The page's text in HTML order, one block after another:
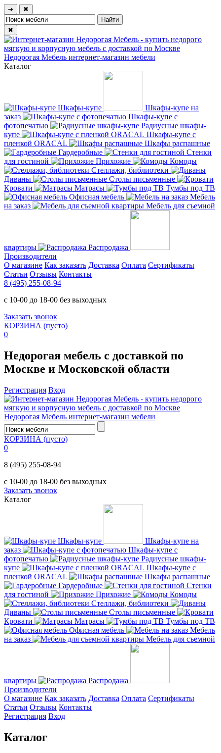
➔ ✖
✖
Недорогая Мебель интернет-магазин мебели
Каталог
Шкафы-купе
Шкафы-купе на
заказ
Шкафы-купе с
фотопечатью
Радиусные шкафы-
купе
Шкафы-купе с
пленкой ORACAL
Шкафы распашные
Гардеробные
Стенки
для гостиной
Прихожие
Комоды
Стеллажи, библиотеки
Диваны
Столы письменные
Кровати
Матрасы
Тумбы под ТВ
Офисная мебель
Мебель
на заказ
Мебель для съемной
квартиры
Распродажа
Производители
О магазине Как заказать Доставка Оплата Сертификаты
Статьи Отзывы Контакты
8 (495) 255-08-94
с 10-00 до 18-00 без выходных
Заказать звонок
КОРЗИНА (пусто)
0
Недорогая мебель с доставкой по
Москве и Московской области
Регистрация Вход
Недорогая Мебель интернет-магазин мебели
КОРЗИНА (пусто)
0
8 (495) 255-08-94
с 10-00 до 18-00 без выходных
Заказать звонок
Каталог
Шкафы-купе
Шкафы-купе на
заказ
Шкафы-купе с
фотопечатью
Радиусные шкафы-
купе
Шкафы-купе с
пленкой ORACAL
Шкафы распашные
Гардеробные
Стенки
для гостиной
Прихожие
Комоды
Стеллажи, библиотеки
Диваны
Столы письменные
Кровати
Матрасы
Тумбы под ТВ
Офисная мебель
Мебель
на заказ
Мебель для съемной
квартиры
Распродажа
Производители
О магазине Как заказать Доставка Оплата Сертификаты
Статьи Отзывы Контакты
Регистрация Вход
Каталог